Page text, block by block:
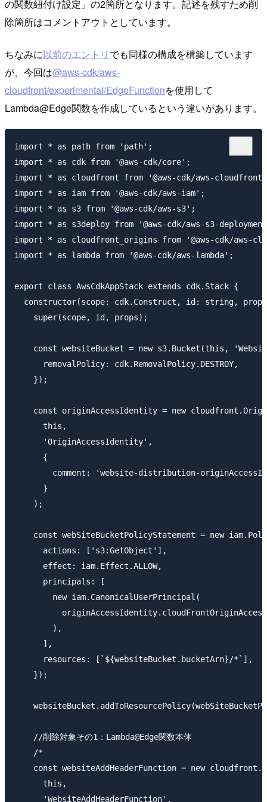
の関数紐付け設定」の2箇所となります。記述を残すため削
除箇所はコメントアウトとしています。
ちなみに以前のエントリ でも同様の構成を構築しています
が、今回は@aws-cdk/aws-
cloudfront/experimental/EdgeFunctionを使用して
Lambda@Edge関数を作成しているという違いがあります。
import * as path from 'path';
import * as cdk from '@aws-cdk/core';
import * as cloudfront from '@aws-cdk/aws-
import * as iam from '@aws-cdk/aws-iam';
import * as s3 from '@aws-cdk/aws-s3';
import * as s3deploy from '@aws-cdk/aws-s3-
import * as cloudfront_origins from '@aws-cdk/aws-
import * as lambda from '@aws-cdk/aws-lambda';
export class AwsCdkAppStack extends cdk.Stack {
constructor(scope: cdk.Construct, id: string,
    super(scope, id, props);
const websiteBucket = new s3.Bucket(this,
      removalPolicy: cdk.RemovalPolicy.DESTROY,
    });
const originAccessIdentity = new
      this,
      'OriginAccessIdentity',
      {
comment: 'website-distribution-
      }
    );
const webSiteBucketPolicyStatement = new
      actions: ['s3:GetObject'],
      effect: iam.Effect.ALLOW,
      principals: [
        new iam.CanonicalUserPrincipal(
        ),
      ],
      resources: [`${websiteBucket.bucketArn}/*`],
    });
    //削除対象その1：Lambda@Edge関数本体
    /*
const websiteAddHeaderFunction = new
      this,
      'WebsiteAddHeaderFunction',